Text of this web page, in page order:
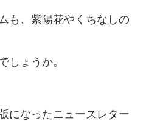
も、紫陽花やくちなしの
しょうか。
になったニュースレター